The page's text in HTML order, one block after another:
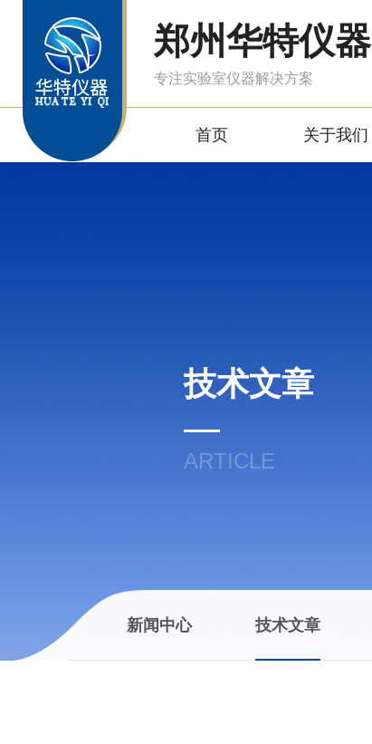
郑州华特仪器
专注实验室仪器解决方案
首页 关于我们
技术文章
ARTICLE
新闻中心 技术文章